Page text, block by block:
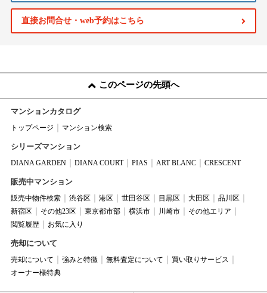
直接お問合せ・web予約はこちら
このページの先頭へ
マンションカタログ
トップページ マンション検索
シリーズマンション
DIANA GARDEN DIANA COURT PIAS ART BLANC CRESCENT
販売中マンション
販売中物件検索 渋谷区 港区 世田谷区 目黒区 大田区
品川区
新宿区
その他23区 東京都市部 横浜市 川崎市
その他エリア
閲覧履歴
お気に入り
売却について
売却について 強みと特徴 無料査定について
買い取りサービス
オーナー様特典